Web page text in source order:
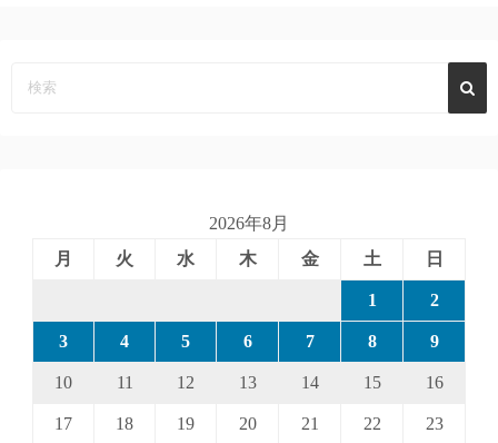
2026年8月
月
火 水 木 金 土 日
1 2
3 4 5 6 7 8 9
10 11 12 13 14 15 16
17 18 19 20 21 22 23